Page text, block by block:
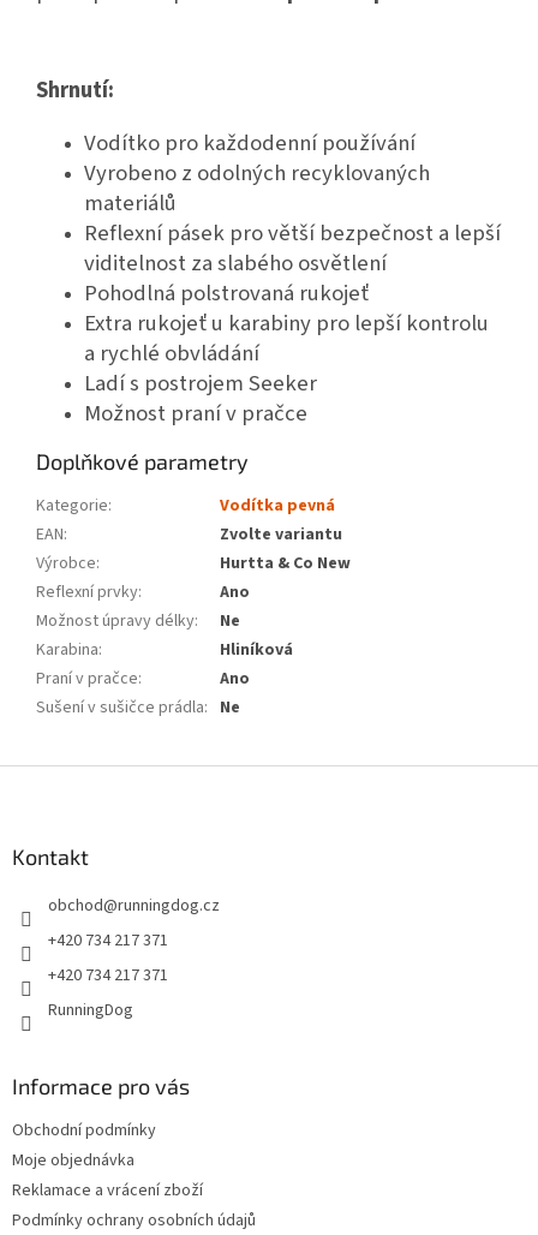
Shrnutí:
Vodítko pro každodenní používání
Vyrobeno z odolných recyklovaných
materiálů
Reflexní pásek pro větší bezpečnost a lepší
viditelnost za slabého osvětlení
Pohodlná polstrovaná rukojeť
Extra rukojeť u karabiny pro lepší kontrolu
a rychlé obvládání
Ladí s postrojem Seeker
Možnost praní v pračce
Doplňkové parametry
Kategorie:
Vodítka pevná
EAN:
Zvolte variantu
Výrobce:
Hurtta & Co New
Reflexní prvky:
Ano
Možnost úpravy délky:
Ne
Karabina:
Hliníková
Praní v pračce:
Ano
Sušení v sušičce prádla: Ne
Kontakt
obchod@runningdog.cz
+420 734 217 371
+420 734 217 371
RunningDog
Informace pro vás
Obchodní podmínky
Moje objednávka
Reklamace a vrácení zboží
Podmínky ochrany osobních údajů